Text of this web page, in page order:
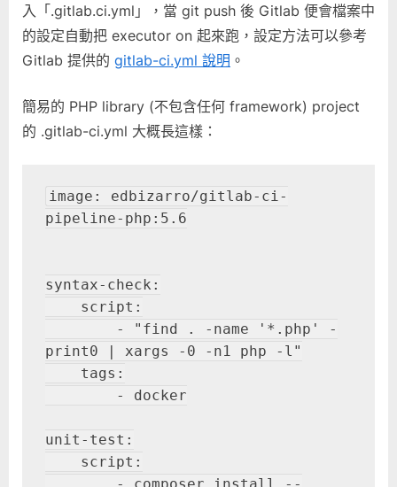
入「.gitlab.ci.yml」，當 git push 後 Gitlab 便會檔案中
的設定自動把 executor on 起來跑，設定方法可以參考
Gitlab 提供的 gitlab-ci.yml 說明 。
簡易的 PHP library (不包含任何 framework) project
的 .gitlab-ci.yml 大概長這樣：
image: edbizarro/gitlab-ci-
pipeline-php:5.6
syntax-check:
print0 | xargs -0 -n1 php -l"
unit-test: